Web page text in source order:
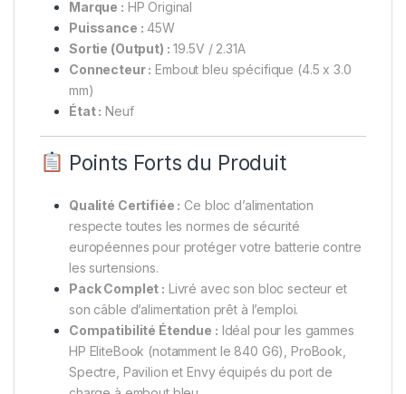
Marque : HP Original
Puissance : 45W
Sortie (Output) : 19.5V / 2.31A
Connecteur : Embout bleu spécifique (4.5 x 3.0
mm)
État : Neuf
Points Forts du Produit
Qualité Certifiée : Ce bloc d’alimentation
respecte toutes les normes de sécurité
européennes pour protéger votre batterie contre
les surtensions.
Pack Complet : Livré avec son bloc secteur et
son câble d’alimentation prêt à l’emploi.
Compatibilité Étendue : Idéal pour les gammes
HP EliteBook (notamment le 840 G6), ProBook,
Spectre, Pavilion et Envy équipés du port de